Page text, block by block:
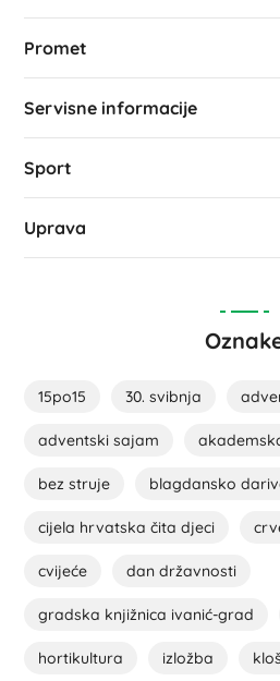
Promet
Servisne informacije
Sport
Uprava
15po15 30. svibnja
adventski sajam
bez struje blagdansko
cijela hrvatska čita djeci
cvijeće dan državnosti
gradska knjižnica ivanić-grad
hortikultura izložba